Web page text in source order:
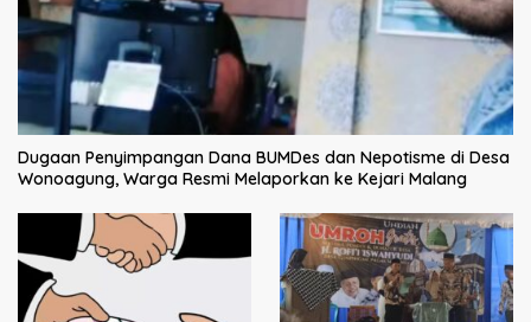
Dugaan Penyimpangan Dana BUMDes dan Nepotisme di Desa
Wonoagung, Warga Resmi Melaporkan ke Kejari Malang